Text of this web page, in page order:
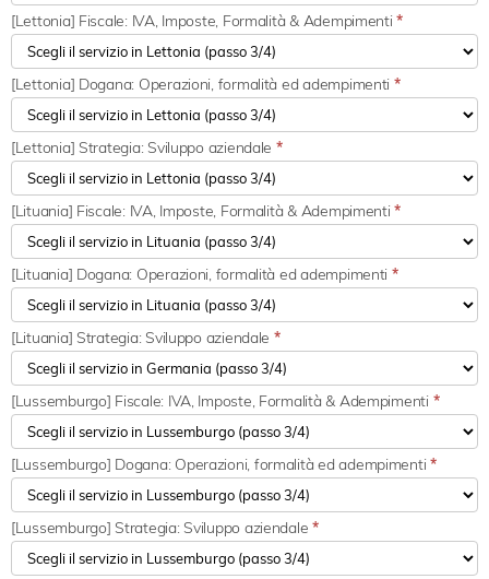
[Lettonia] Fiscale: IVA, Imposte, Formalità & Adempimenti*
[Lettonia] Dogana: Operazioni, formalità ed adempimenti *
[Lettonia] Strategia: Sviluppo aziendale *
[Lituania] Fiscale: IVA, Imposte, Formalità & Adempimenti*
[Lituania] Dogana: Operazioni, formalità ed adempimenti *
[Lituania] Strategia: Sviluppo aziendale *
[Lussemburgo] Fiscale: IVA, Imposte, Formalità & Adempimenti *
[Lussemburgo] Dogana: Operazioni, formalità ed adempimenti*
[Lussemburgo] Strategia: Sviluppo aziendale*